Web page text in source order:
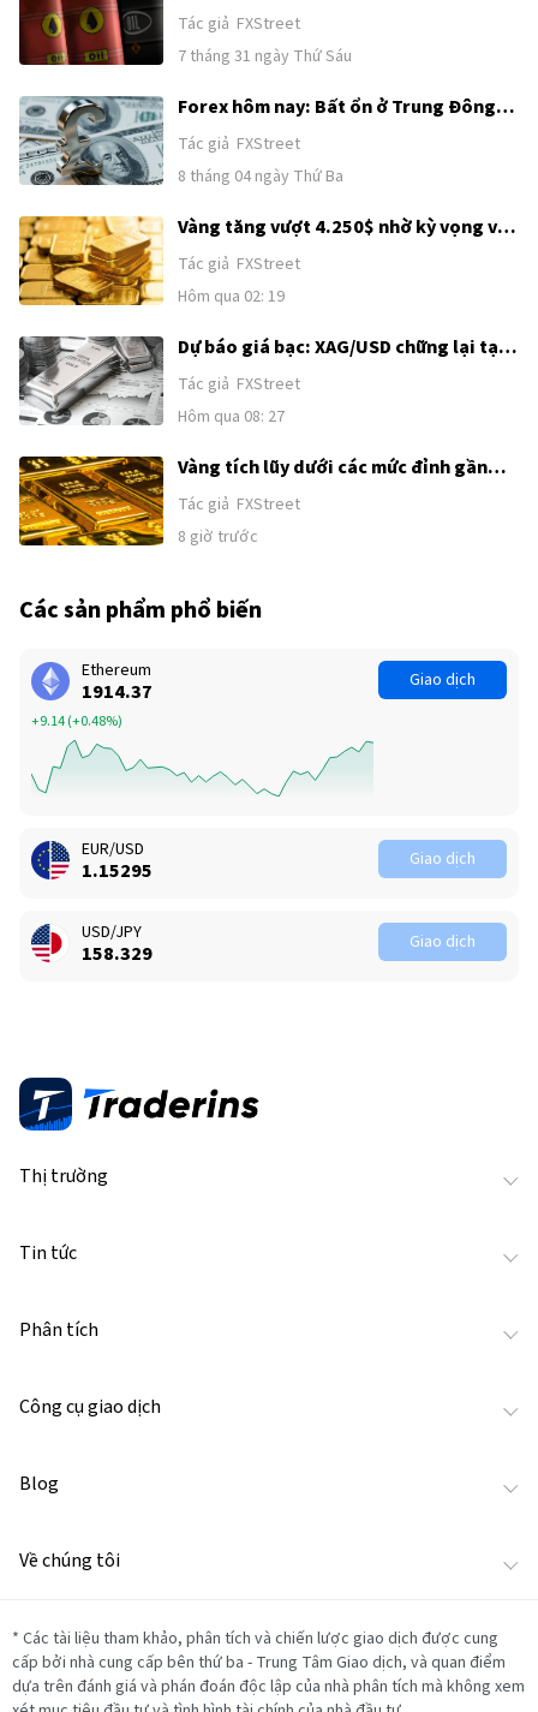
bối cảnh hy vọng ngoại giao Mỹ-Iran
được khơi lại
Tác giả FXStreet
7 tháng 31 ngày Thứ Sáu
Forex hôm nay: Bất ổn ở Trung Đông
tiếp tục hỗ trợ USD trước loạt dữ liệu
tiếp theo của Mỹ
Tác giả FXStreet
8 tháng 04 ngày Thứ Ba
Vàng tăng vượt 4.250$ nhờ kỳ vọng về
thỏa thuận Mỹ–Iran
Tác giả FXStreet
Hôm qua 02: 19
Dự báo giá bạc: XAG/USD chững lại tại
62,00$ sau đà tăng kéo dài hai ngày
Tác giả FXStreet
Hôm qua 08: 27
Vàng tích lũy dưới các mức đỉnh gần
đây khi sức mạnh của USD và kỳ vọng
Fed tăng lãi suất kìm hãm đà tăng
trước thềm công bố Bảng lương phi
Tác giả FXStreet
8 giờ trước
Các sản phẩm phổ biến
Ethereum
1914.37
+9.14(+0.48%)
Giao dịch
EUR/USD
1.15295 Giao dịch
USD/JPY
158.329 Giao dịch
Thị trường
Tin tức
Phân tích
Công cụ giao dịch
Blog
Về chúng tôi
* Các tài liệu tham khảo, phân tích và chiến lược giao dịch được cung
cấp bởi nhà cung cấp bên thứ ba - Trung Tâm Giao dịch, và quan điểm
dựa trên đánh giá và phán đoán độc lập của nhà phân tích mà không xem